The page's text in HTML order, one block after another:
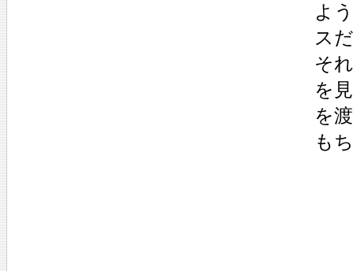
よ
ス
そ
を
を
も